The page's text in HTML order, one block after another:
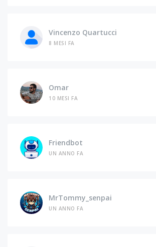
Vincenzo Quartucci
8 MESI FA
Omar
10 MESI FA
Friendbot
UN ANNO FA
MrTommy_senpai
UN ANNO FA